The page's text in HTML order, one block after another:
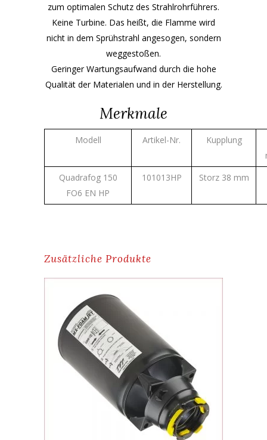
zum optimalen Schutz des Strahlrohrführers.
Keine Turbine. Das heißt, die Flamme wird
nicht in dem Sprühstrahl angesogen, sondern
weggestoßen.
Geringer Wartungsaufwand durch die hohe
Qualität der Materialen und in der Herstellung.
Merkmale
Modell Artikel-Nr. Kupplung
Quadrafog 150
FO6 EN HP
101013HP Storz 38 mm
Zusätzliche Produkte